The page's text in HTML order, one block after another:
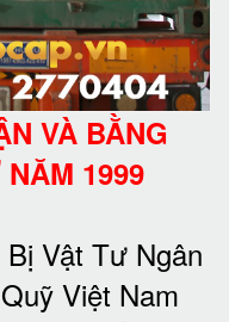
VÀ BẰNG
1999
Vật Tư Ngân
Việt Nam